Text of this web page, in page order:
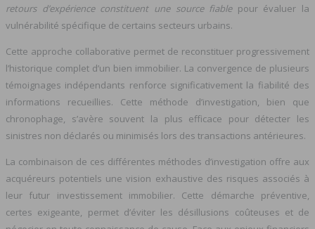
retours d’expérience constituent une source fiablepour évaluer la
vulnérabilité spécifique de certains secteurs urbains.
Cette approche collaborative permet de reconstituer progressivement
l’historique complet d’un bien immobilier. La convergence de plusieurs
témoignages indépendants renforce significativement la fiabilité des
informations recueillies. Cette méthode d’investigation, bien que
chronophage, s’avère souvent la plus efficace pour détecter les
sinistres non déclarés ou minimisés lors des transactions antérieures.
La combinaison de ces différentes méthodes d’investigation offre aux
acquéreurs potentiels une vision exhaustive des risques associés à
leur futur investissement immobilier. Cette démarche préventive,
certes exigeante, permet d’éviter les désillusions coûteuses et de